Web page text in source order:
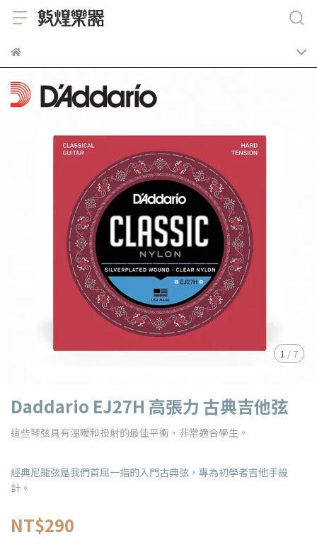
1 / 7
Daddario EJ27H 高張力 古典吉他弦
這些琴弦具有溫暖和投射的最佳平衡，非常適合學生。
經典尼龍弦是我們首屈一指的入門古典弦，專為初學者吉他手設
計。
NT$290